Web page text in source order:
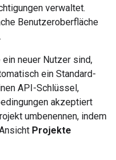
verwaltet.
Benutzeroberfläche
ein neuer Nutzer sind,
ein Standard-
API-Schlüssel,
akzeptiert
umbenennen, indem
Projekte